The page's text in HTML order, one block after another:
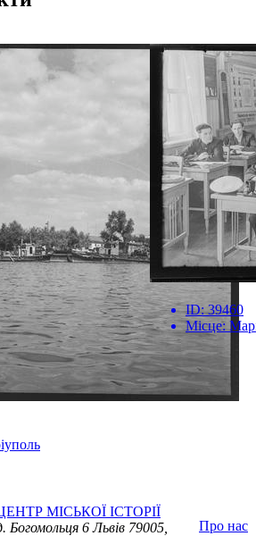
ID:39460
Місце:
МІСЬКОЇ ІСТОРІЇ
Богомольця 6Львів 79005,
Про нас